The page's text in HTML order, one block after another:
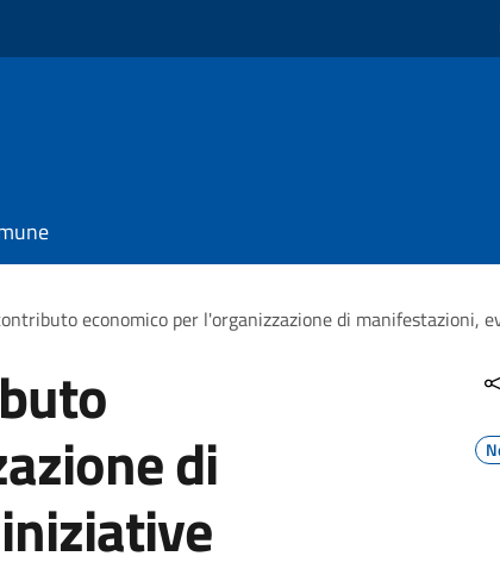
economico per l'organizzazione di manifestazioni,
di